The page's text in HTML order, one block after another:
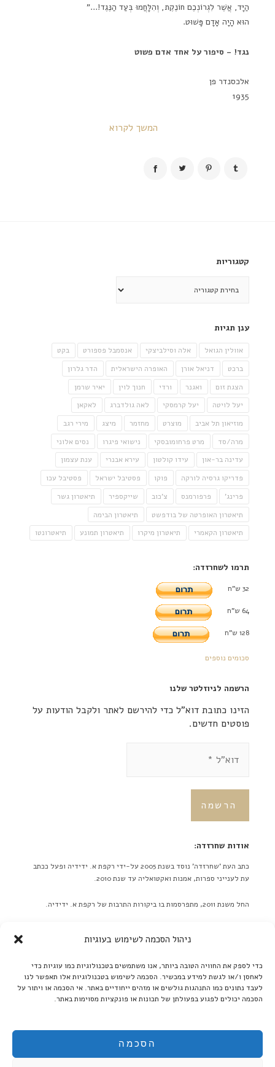
ניהול הסכמה לשימוש בעוגיות
כדי לספק את החוויה הטובה ביותר, אנו משתמשים בטכנולוגיות כמו עוגיות כדי
לאחסן ו/או לגשת למידע במכשיר. הסכמה לשימוש בטכנולוגיות אלו תאפשר לנו
לעבד נתונים כמו התנהגות גולשים או מזהים ייחודיים באתר. אי הסכמה או ויתור על
הסכמה יכולים לפגוע בפעולתן של תכונות או פונקציות מסוימות באתר.
הסכמה
הַיָּד, אֲשֶׁר לִגְרוֹנְכֶם חוֹנֶקֶת, וְהִלָּחֲמוּ בְּעַד הַנֶּגֶד!…"
הוּא הָיָה אָדָם פָּשׁוּט.
נגד! – סיפור על אחד אדם פשוט
אלכסנדר פן
1935
המשך לקרוא
קטגוריות
ענן תגיות
אוולין הגואל אלה וסילביצקי אנסמבל פספורט
בקט
ברכט
דניאל אורן האופרה הישראלית
הדר גלרון
הצגת זום
ואגנר ורדי חנוך לוין
יאיר שרמן
יעל לויטה
יעל קרמסקי לאה גולדברג
לאקאן
מוזיאון תל אביב
מוצרט מחזמר מיצג
מירי רגב
מרה/סד
מרט פרחומובסקי נישואי פיגרו
נסים אלוני
עדינה בר-און
עידו קולטון עירא אבנרי
ענת עצמון
פדריקו גרסיה לורקה
פוקו פסטיבל ישראל
פסטיבל עכו
פרינג'
פרפורמנס צ'כוב שייקספיר
תיאטרון גשר
תיאטרון האופרטה של בודפשט
תיאטרון הבימה
תיאטרון הקאמרי
תיאטרון מיקרו תיאטרון תמונע תיאטרונטו
תרמו לשחרזדה:
32 ש"ח
64 ש"ח
128 ש"ח
סכומים נוספים
הרשמה לניוזלטר שלנו
הזינו כתובת דוא"ל כדי להירשם לאתר ולקבל הודעות על
פוסטים חדשים.
אודות שחרזדה:
כתב העת 'שחרזדה' נוסד בשנת 2005 על-ידי רקפת א. ידידיה ופעל ככתב
עת לענייני ספרות, אמנות ואקטואליה עד שנת 2010.
החל משנת 2011, מתפרסמות בו ביקורות התרבות של רקפת א. ידידיה.
כפריוויו, אלא ביקורות בלבד! ברם, ידיעות על אירועים שונים יתקבלו
קרא עוד ←
בקרו אותנו גם ב'בית אוצר - ספרים אלקטרוניים':